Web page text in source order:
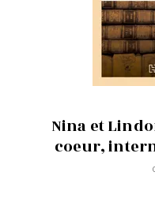
Nina et
coeur,